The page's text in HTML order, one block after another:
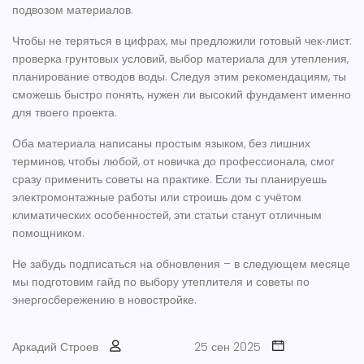
подвозом материалов.
Чтобы не теряться в цифрах, мы предложили готовый чек‑лист:
проверка грунтовых условий, выбор материала для утепления,
планирование отводов воды. Следуя этим рекомендациям, ты
сможешь быстро понять, нужен ли высокий фундамент именно
для твоего проекта.
Оба материала написаны простым языком, без лишних
терминов, чтобы любой, от новичка до профессионала, смог
сразу применить советы на практике. Если ты планируешь
электромонтажные работы или строишь дом с учётом
климатических особенностей, эти статьи станут отличным
помощником.
Не забудь подписаться на обновления – в следующем месяце
мы подготовим гайд по выбору утеплителя и советы по
энергосбережению в новостройке.
Аркадий Строев
25 сен 2025